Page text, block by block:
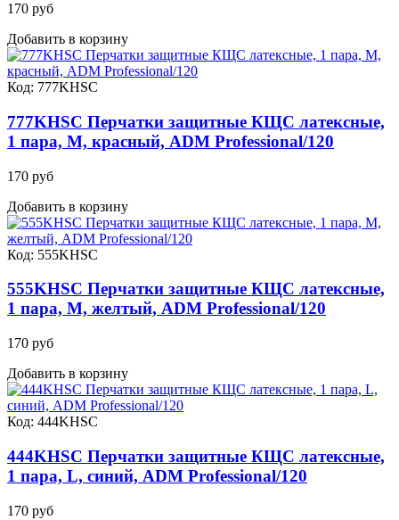
170 руб
Добавить в корзину
Код: 777KHSC
777KHSC Перчатки защитные КЩС латексные,
1 пара, M, красный, ADM Professional/120
170 руб
Добавить в корзину
Код: 555KHSC
555KHSC Перчатки защитные КЩС латексные,
1 пара, M, желтый, ADM Professional/120
170 руб
Добавить в корзину
Код: 444KHSC
444KHSC Перчатки защитные КЩС латексные,
1 пара, L, синий, ADM Professional/120
170 руб